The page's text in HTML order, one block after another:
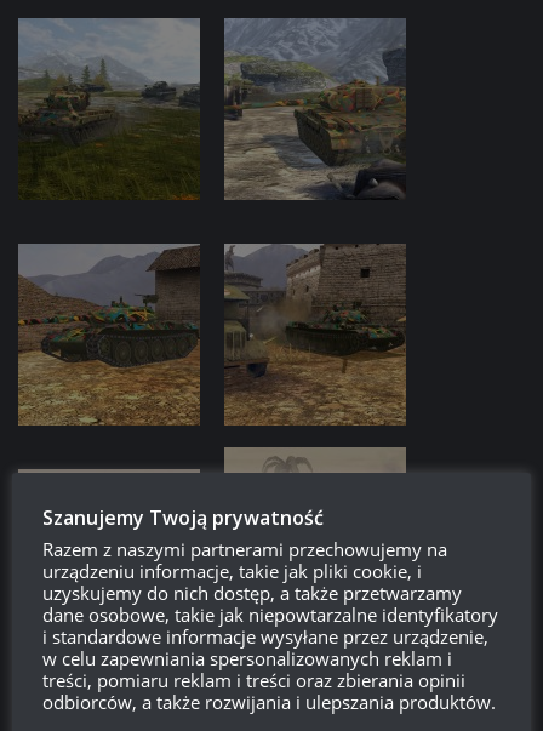
Szanujemy Twoją prywatność
Razem z naszymi partnerami przechowujemy na
urządzeniu informacje, takie jak pliki cookie, i
uzyskujemy do nich dostęp, a także przetwarzamy
dane osobowe, takie jak niepowtarzalne identyfikatory
i standardowe informacje wysyłane przez urządzenie,
w celu zapewniania spersonalizowanych reklam i
treści, pomiaru reklam i treści oraz zbierania opinii
odbiorców, a także rozwijania i ulepszania produktów.